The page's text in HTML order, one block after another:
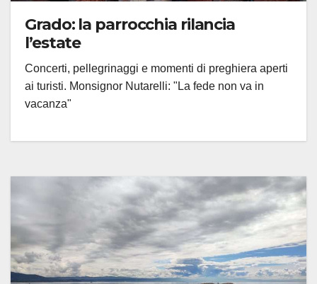
Grado: la parrocchia rilancia
l’estate
Concerti, pellegrinaggi e momenti di preghiera aperti
ai turisti. Monsignor Nutarelli: "La fede non va in
vacanza"